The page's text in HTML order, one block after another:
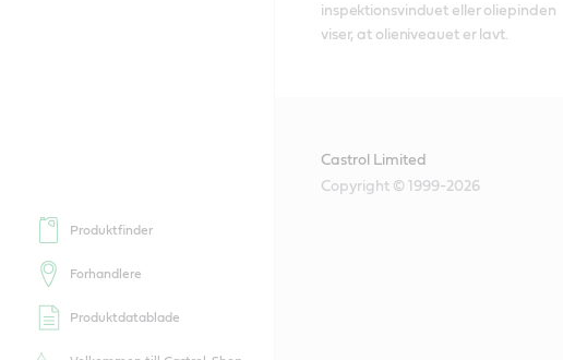
Produktfinder
Forhandlere
Produktdatablade
inspektionsvinduet eller oliepinden
viser, at olieniveauet er lavt.
Castrol Limited
Copyright © 1999-2026